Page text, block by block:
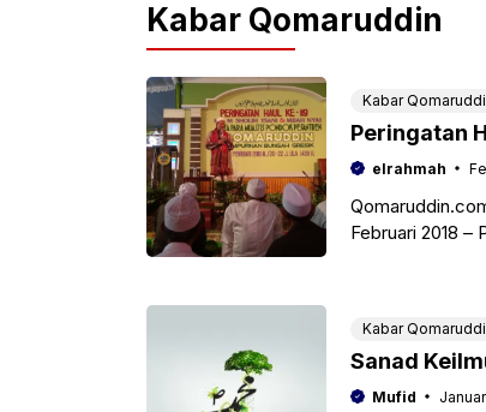
Kabar Qomaruddin
Kabar
Peringatan
elrahmah
Februari 2018 –
Kabar
Sanad
Mufid